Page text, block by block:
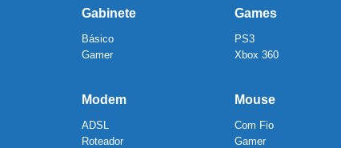
Gabinete
Básico
Gamer
Games
PS3
Xbox 360
Modem
ADSL
Roteador
Mouse
Com Fio
Gamer